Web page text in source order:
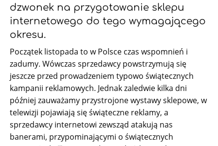
dzwonek na przygotowanie sklepu
internetowego do tego wymagającego
okresu.
Początek listopada to w Polsce czas wspomnień i
zadumy. Wówczas sprzedawcy powstrzymują się
jeszcze przed prowadzeniem typowo świątecznych
kampanii reklamowych. Jednak zaledwie kilka dni
później zauważamy przystrojone wystawy sklepowe, w
telewizji pojawiają się świąteczne reklamy, a
sprzedawcy internetowi zewsząd atakują nas
banerami, przypominającymi o świątecznych